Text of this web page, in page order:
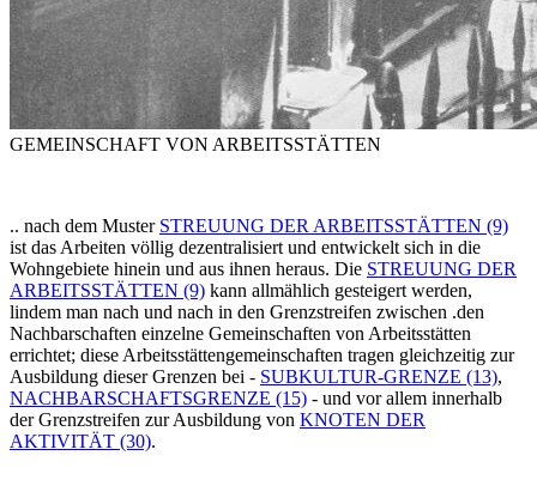
GEMEINSCHAFT VON ARBEITSSTÄTTEN
.. nach dem Muster STREUUNG DER ARBEITSSTÄTTEN (9)
ist das Arbeiten völlig dezentralisiert und entwickelt sich in die
Wohngebiete hinein und aus ihnen heraus. Die STREUUNG DER
ARBEITSSTÄTTEN (9) kann allmählich gesteigert werden,
lindem man nach und nach in den Grenzstreifen zwischen .den
Nachbarschaften einzelne Gemeinschaften von Arbeitsstätten
errichtet; diese Arbeitsstättengemeinschaften tragen gleichzeitig zur
Ausbildung dieser Grenzen bei - SUBKULTUR-GRENZE (13),
NACHBARSCHAFTSGRENZE (15) - und vor allem innerhalb
der Grenzstreifen zur Ausbildung von KNOTEN DER
AKTIVITÄT (30).